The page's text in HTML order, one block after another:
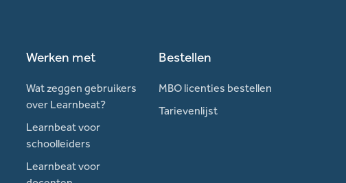
Werken met
Wat zeggen gebruikers
over Learnbeat?
Learnbeat voor
schoolleiders
Learnbeat voor
Bestellen
MBO licenties bestellen
Tarievenlijst